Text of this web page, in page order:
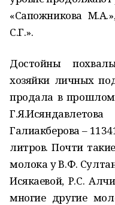
«Сапожникова
С.Г.».
Достойны
хозяйки личных
продала в
Галиакберова –
литров. Почти
молока у В.Ф.
Исякаевой, Р.С.
многие другие